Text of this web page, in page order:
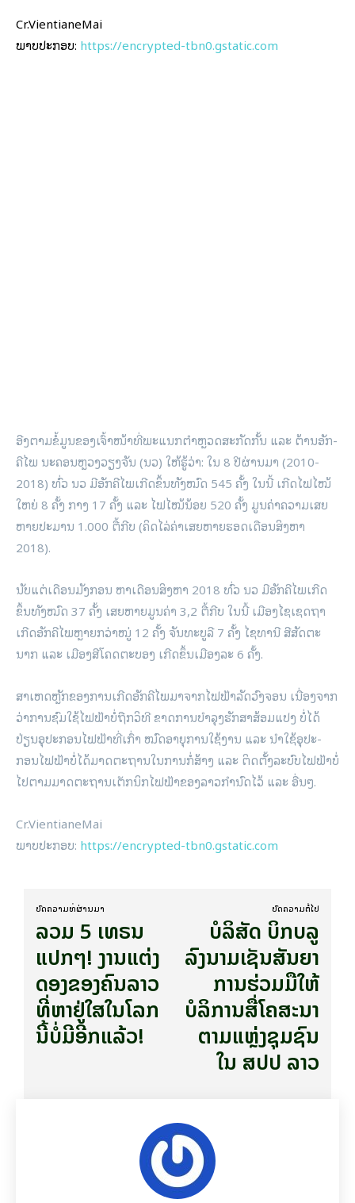
Cr.VientianeMai
ພາບ​ປະ​ກອບ: https://encrypted-tbn0.gstatic.com
ອີງ​ຕາມ​ຂໍ້​ມູນ​ຂອງ​ເຈົ້າ​ໜ້າ­ທີ່​ພະ​ແນກ​ຕຳ­ຫຼວດ​ສະ­ກັດ​ກັ້ນ ແລະ ຕ້ານ​ອັກ­
ຄີ​ໄພ ນະ­ຄອນ­ຫຼວງ​ວຽງ​ຈັນ (ນວ) ໃຫ້​ຮູ້​ວ່າ: ໃນ 8 ປີ­ຜ່ານ­ມາ (2010-
2018) ທົ່ວ ນວ ມີ​ອັກ­ຄີ​ໄພ​ເກີດ​ຂຶ້ນ​ທັງ​ໝົດ 545 ຄັ້ງ ໃນ​ນີ້ ເກີດ​ໄຟ​ໄໝ້​
ໃຫຍ່ 8 ຄັ້ງ ກາງ 17 ຄັ້ງ ແລະ ໄຟ​ໄໝ້​ນ້ອຍ 520 ຄັ້ງ ມູນ​ຄ່າ​ຄວາມ​ເສຍ​
ຫາຍ​ປະ­ມານ 1.000 ຕື້​ກີບ (ຄິດ­ໄລ່​ຄ່າ​ເສຍ​ຫາຍ​ຮອດ​ເດືອນ​ສິງ­ຫາ
2018).
ນັບ​ແຕ່​ເດືອນ​ມັງ­ກອນ ຫາ​ເດືອນ​ສິງ­ຫາ 2018 ທົ່ວ ນວ ມີ​ອັກ­ຄີ​ໄພ​ເກີດ​
ຂຶ້ນ​ທັງ​ໝົດ 37 ຄັ້ງ ເສຍ​ຫາຍ​ມູນ​ຄ່າ 3,2 ຕື້​ກີບ ໃນ​ນີ້ ເມືອງ​ໄຊ​ເຊດ​ຖາ
ເກີດ​ອັກ­ຄີ​ໄພ​ຫຼາຍ​ກວ່າ​ໝູ່ 12 ຄັ້ງ ຈັນ­ທະ​ບູ​ລີ 7 ຄັ້ງ ໄຊ​ທາ­ນີ ສີ​ສັດ­ຕະ​
ນາກ ແລະ ເມືອງ​ສີ​ໂຄດ​ຕະ­ບອງ ເກີດ​ຂຶ້ນ​ເມືອງ​ລະ 6 ຄັ້ງ.
ສາ­ເຫດ​ຫຼັກ​ຂອງ​ການ​ເກີດ​ອັກ­ຄີ​ໄພ​ມາ​ຈາກ​ໄຟ­ຟ້າ​ລັດ​ວົງ​ຈອນ ເນື່ອງ​ຈາກ​
ວ່າ­ການ​ຊົມ­ໃຊ້​ໄຟ­ຟ້າ​ບໍ່​ຖືກ​ວິ­ທີ ຂາດ​ການ​ບຳ­ລຸງ​ຮັກ­ສາ​ສ້ອມ­ແປງ ບໍ່​ໄດ້​
ປ່ຽນ​ອຸ­ປະ­ກອນ​ໄຟ­ຟ້າ​ທີ່​ເກົ່າ ໝົດ​ອາ­ຍຸ​ການ​ໃຊ້​ງານ ແລະ ນຳ​ໃຊ້​ອຸ­ປະ­
ກອນ​ໄຟ­ຟ້າ​ບໍ່​ໄດ້​ມາດ­ຕະ­ຖານ​ໃນ​ການ​ກໍ່­ສ້າງ ແລະ ຕິດ​ຕັ້ງ​ລະ­ບົບ​ໄຟ­ຟ້າ​ບໍ່​
ໄປ​ຕາມ​ມາດ­ຕະ­ຖານ​ເຕັກ­ນິກ​ໄຟ­ຟ້າ​ຂອງ​ລາວ​ກຳ­ນົດ​ໄວ້ ແລະ ອື່ນໆ.
Cr.VientianeMai
ພາບ​ປະ​ກອບ: https://encrypted-tbn0.gstatic.com
ບົດ​ຄວາມ​ທີ່​ຜ່ານ​ມາ
​ລວມ 5 ເທ​ຣນ
ແປກໆ! ງານ​ແຕ່ງ
ດອງ​ຂອງ​ຄົນ​ລາວ
ທີ່​ຫາ​ຢູ່ໃສ​ໃນ​ໂລກ
ນີ້ບໍ່​ມີ​ອີກ​ແລ້ວ!
ບົດ​ຄວາມ​ຕໍ່​ໄປ
ບໍລິສັດ ບິກບລູ
ລົງນາມເຊັນສັນຍາ
ການຮ່ວມມືໃຫ້
ບໍລິການສື່ໂຄສະນາ
ຕາມແຫຼ່ງຊຸມຊົນ
ໃນ ສປປ ລາວ